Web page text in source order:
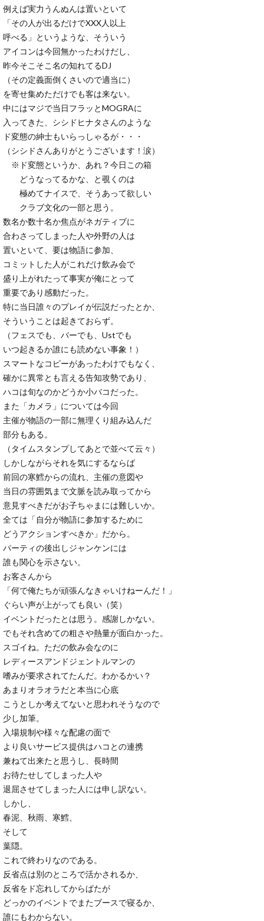
例えば実力うんぬんは置いといて
「その人が出るだけでXXX人以上
呼べる」というような、そういう
アイコンは今回無かったわけだし、
昨今そこそこ名の知れてるDJ
（その定義面倒くさいので適当に）
を寄せ集めただけでも客は来ない。
中にはマジで当日フラッとMOGRAに
入ってきた、シシドヒナタさんのような
ド変態の紳士もいらっしゃるが・・・
（シシドさんありがとうございます！涙）
※ド変態というか、あれ？今日この箱
どうなってるかな、と覗くのは
極めてナイスで、そうあって欲しい
クラブ文化の一部と思う。
数名か数十名か焦点がネガティブに
合わさってしまった人や外野の人は
置いといて、要は物語に参加、
コミットした人がこれだけ飲み会で
盛り上がれたって事実が俺にとって
重要であり感動だった。
特に当日誰々のプレイが伝説だったとか、
そういうことは起きておらず。
（フェスでも、バーでも、Ustでも
いつ起きるか誰にも読めない事象！）
スマートなコピーがあったわけでもなく、
確かに異常とも言える告知攻勢であり、
ハコは旬なのかどうか小バコだった。
また「カメラ」については今回
主催が物語の一部に無理くり組み込んだ
部分もある。
（タイムスタンプしてあとで並べて云々）
しかしながらそれを気にするならば
前回の寒鱈からの流れ、主催の意図や
当日の雰囲気まで文脈を読み取ってから
意見すべきだがお子ちゃまには難しいか。
全ては「自分が物語に参加するために
どうアクションすべきか」だから。
パーティの後出しジャンケンには
誰も関心を示さない。
お客さんから
「何で俺たちが頑張んなきゃいけねーんだ！」
ぐらい声が上がっても良い（笑）
イベントだったとは思う。感謝しかない。
でもそれ含めての粗さや熱量が面白かった。
スゴイね。ただの飲み会なのに
レディースアンドジェントルマンの
嗜みが要求されてたんだ。わかるかい？
あまりオラオラだと本当に心底
こうとしか考えてないと思われそうなので
少し加筆。
入場規制や様々な配慮の面で
より良いサービス提供はハコとの連携
兼ねて出来たと思うし、長時間
お待たせしてしまった人や
退屈させてしまった人には申し訳ない。
しかし、
春泥、秋雨、寒鱈、
そして
葉隠。
これで終わりなのである。
反省点は別のところで活かされるか、
反省をド忘れしてからぱたが
どっかのイベントでまたブースで寝るか、
誰にもわからない。